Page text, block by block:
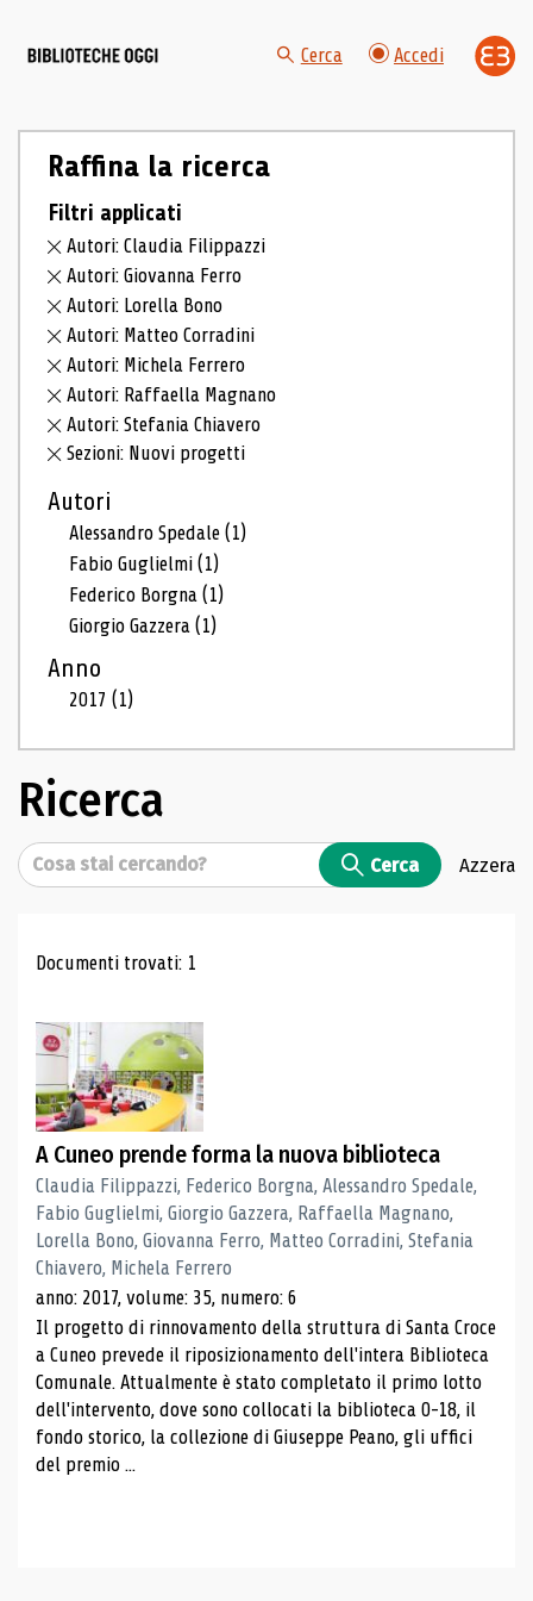
Cerca Accedi
Raffina la ricerca
Filtri applicati
Autori: Claudia Filippazzi
Autori: Giovanna Ferro
Autori: Lorella Bono
Autori: Matteo Corradini
Autori: Michela Ferrero
Autori: Raffaella Magnano
Autori: Stefania Chiavero
Sezioni: Nuovi progetti
Autori
Alessandro Spedale(1)
Fabio Guglielmi(1)
Federico Borgna(1)
Giorgio Gazzera(1)
Anno
2017(1)
Ricerca
Cerca Cerca Azzera
Risultati di ricerca
Documenti trovati: 1
A Cuneo prende forma la nuova biblioteca
Claudia Filippazzi, Federico Borgna, Alessandro Spedale,
Fabio Guglielmi, Giorgio Gazzera, Raffaella Magnano,
Lorella Bono, Giovanna Ferro, Matteo Corradini, Stefania
Chiavero, Michela Ferrero
anno: 2017, volume: 35, numero: 6
Il progetto di rinnovamento della struttura di Santa Croce
a Cuneo prevede il riposizionamento dell'intera Biblioteca
Comunale. Attualmente è stato completato il primo lotto
dell'intervento, dove sono collocati la biblioteca 0-18, il
fondo storico, la collezione di Giuseppe Peano, gli uffici
del premio ...